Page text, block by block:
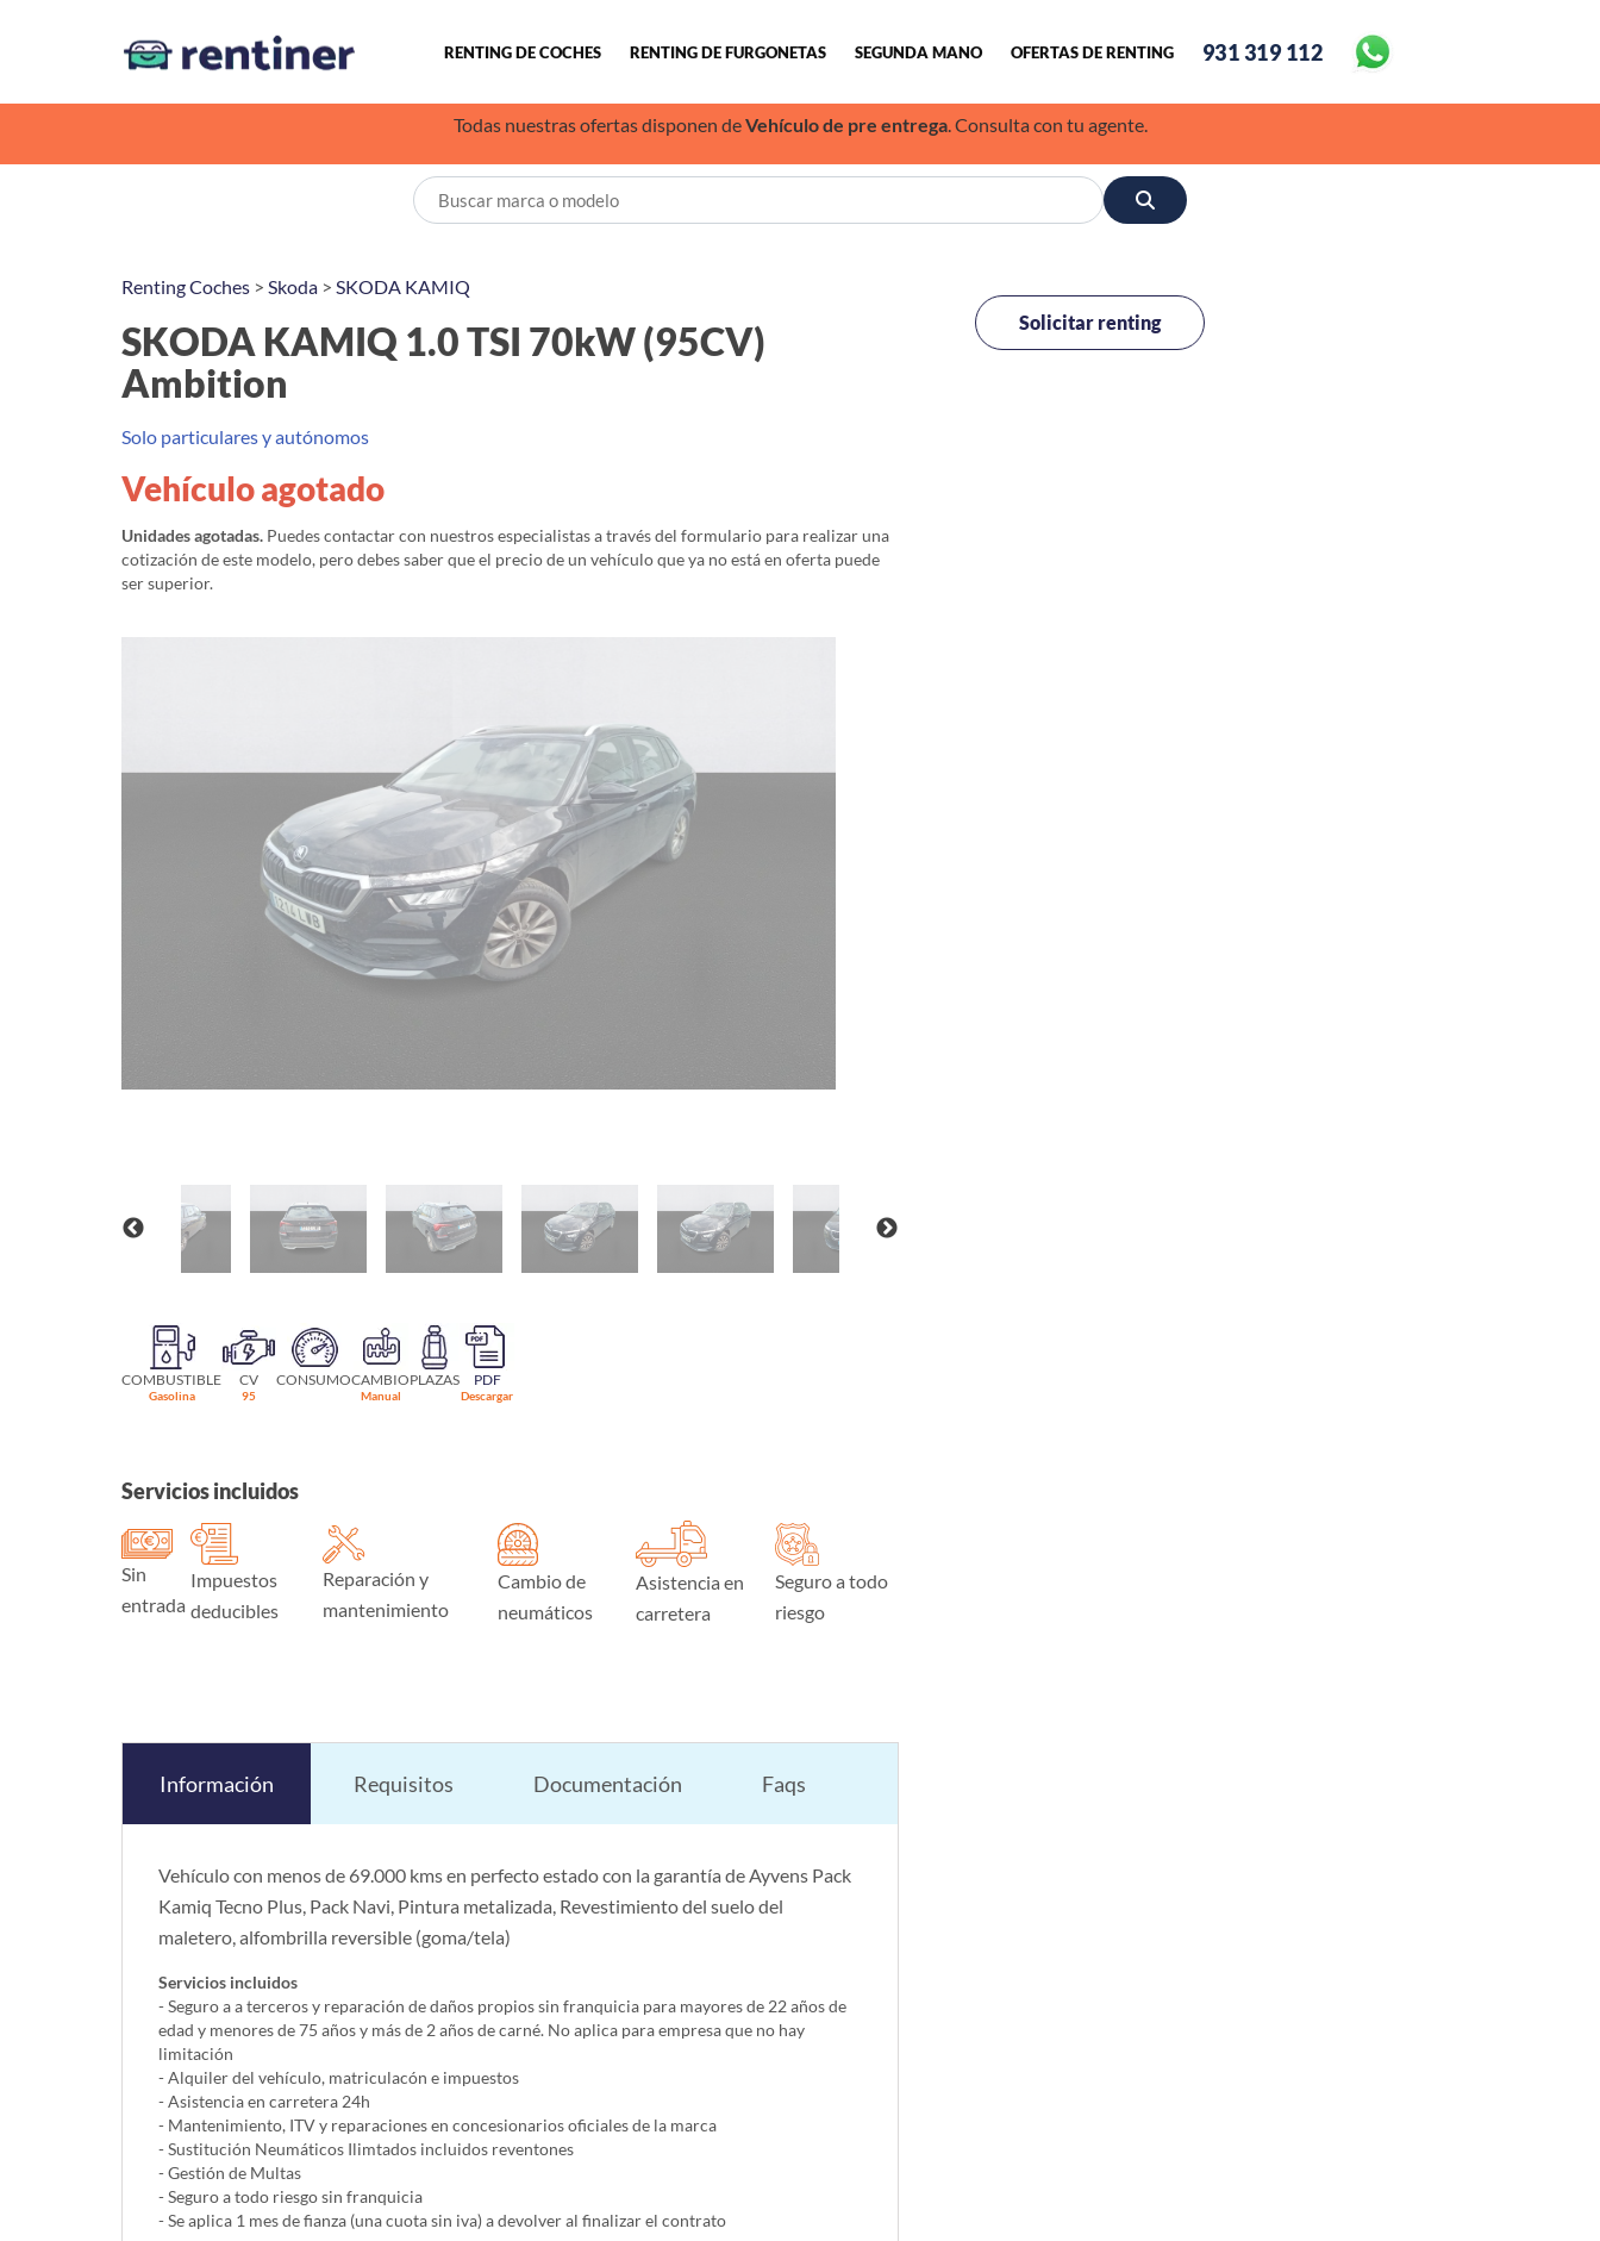
RENTING DE COCHES RENTING DE FURGONETAS SEGUNDA MANO OFERTAS DE RENTING 931 319 112
Todas nuestras ofertas disponen deVehículo de pre entrega. Consulta con tu agente.
Renting Coches > Skoda > SKODA KAMIQ
SKODA KAMIQ 1.0 TSI 70kW (95CV)
Ambition
Solo particulares y autónomos
Vehículo agotado
Unidades agotadas. Puedes contactar con nuestros especialistas a través del formulario para realizar una
cotización de este modelo, pero debes saber que el precio de un vehículo que ya no está en oferta puede
ser superior.
COMBUSTIBLE
Gasolina
CV
95
CONSUMOCAMBIO
Manual
PLAZAS PDF
Descargar
Servicios incluidos
Sin
entrada
Impuestos
deducibles
Reparación y
mantenimiento
Cambio de
neumáticos
Asistencia en
carretera
Seguro a todo
riesgo
Información Requisitos Documentación Faqs
Vehículo con menos de 69.000 kms en perfecto estado con la garantía de Ayvens Pack
Kamiq Tecno Plus, Pack Navi, Pintura metalizada, Revestimiento del suelo del
maletero, alfombrilla reversible (goma/tela)
Servicios incluidos
- Seguro a a terceros y reparación de daños propios sin franquicia para mayores de 22 años de
edad y menores de 75 años y más de 2 años de carné. No aplica para empresa que no hay
limitación
- Alquiler del vehí­culo, matriculacón e impuestos
- Asistencia en carretera 24h
- Mantenimiento, ITV y reparaciones en concesionarios oficiales de la marca
- Sustitución Neumáticos Ilimtados incluidos reventones
- Gestión de Multas
- Seguro a todo riesgo sin franquicia
- Se aplica 1 mes de fianza (una cuota sin iva) a devolver al finalizar el contrato
Solicitar renting